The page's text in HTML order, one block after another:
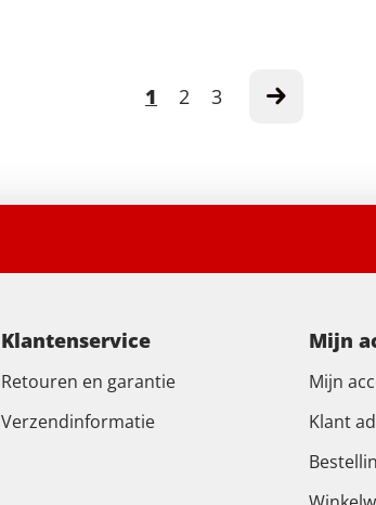
1 2 3
Klantenservice
Retouren en garantie
Verzendinformatie
Mijn
Mijn
Klant